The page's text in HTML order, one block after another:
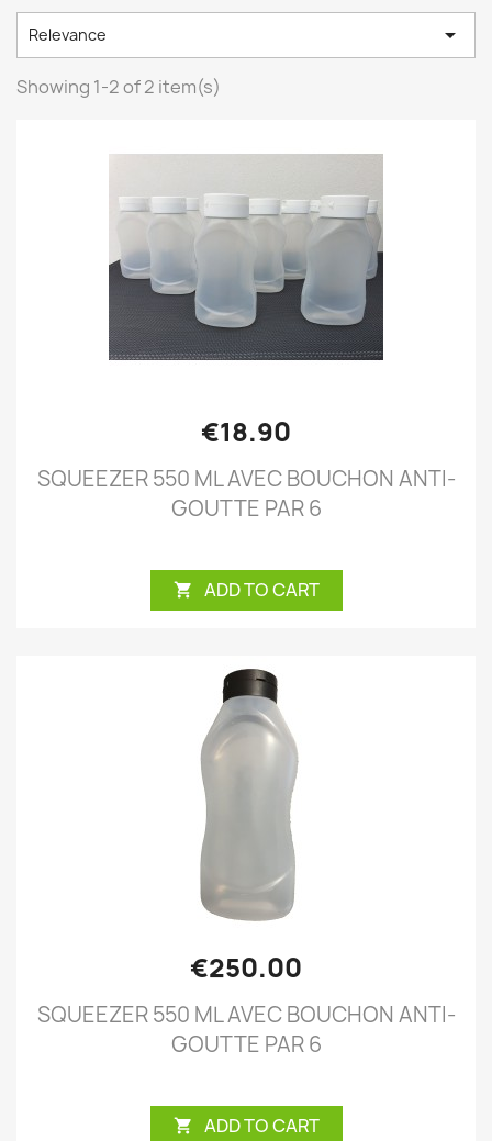
Relevance 
Showing 1-2 of 2 item(s)
€18.90
SQUEEZER 550 ML AVEC BOUCHON ANTI-
GOUTTE PAR 6
 ADD TO CART
€250.00
SQUEEZER 550 ML AVEC BOUCHON ANTI-
GOUTTE PAR 6
 ADD TO CART